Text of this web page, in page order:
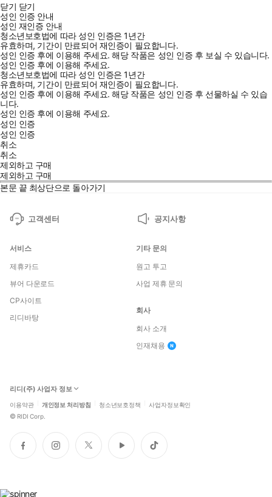
닫기 닫기
성인 인증 안내
성인 재인증 안내
청소년보호법에 따라 성인 인증은 1년간
유효하며, 기간이 만료되어 재인증이 필요합니다.
성인 인증 후에 이용해 주세요.해당 작품은 성인 인증 후 보실 수 있습니다.
성인 인증 후에 이용해 주세요.
청소년보호법에 따라 성인 인증은 1년간
유효하며, 기간이 만료되어 재인증이 필요합니다.
성인 인증 후에 이용해 주세요.해당 작품은 성인 인증 후 선물하실 수 있습
니다.
성인 인증 후에 이용해 주세요.
성인 인증
성인 인증
취소
취소
제외하고 구매
제외하고 구매
본문 끝 최상단으로 돌아가기
고객센터 공지사항
서비스
제휴카드
뷰어 다운로드
CP사이트
리디바탕
기타 문의
원고 투고
사업 제휴 문의
회사
회사 소개
인재채용
리디(주) 사업자 정보
이용약관 개인정보 처리방침 청소년보호정책 사업자정보확인
© RIDI Corp.
페
이
인
스
트
위
유
튜
틱
톡